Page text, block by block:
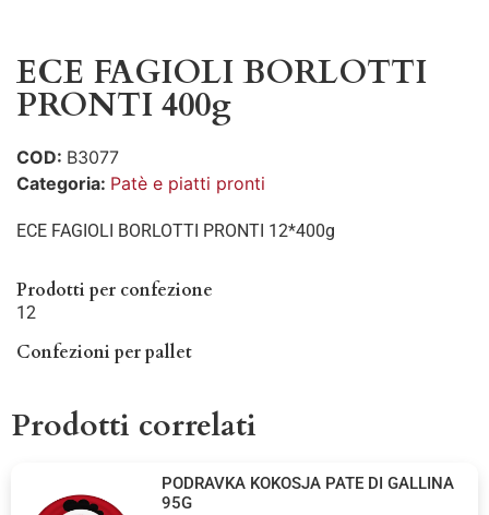
ECE FAGIOLI BORLOTTI
PRONTI 400g
COD: B3077
Categoria: Patè e piatti pronti
ECE FAGIOLI BORLOTTI PRONTI 12*400g
Prodotti per confezione
12
Confezioni per pallet
Prodotti correlati
PODRAVKA KOKOSJA PATE DI GALLINA
95G